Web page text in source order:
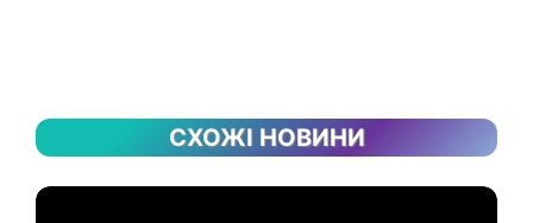
СХОЖІ НОВИНИ